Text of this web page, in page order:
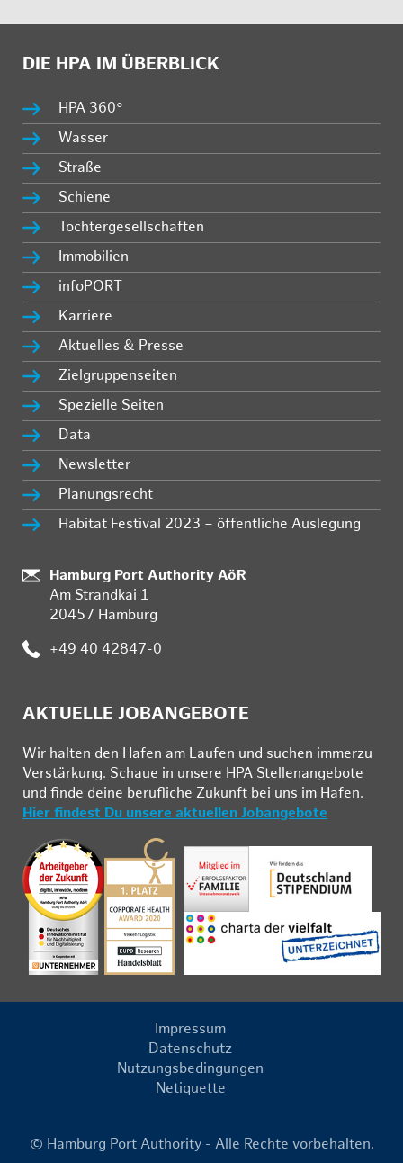
DIE HPA IM ÜBERBLICK
HPA 360°
Wasser
Straße
Schiene
Tochtergesellschaften
Immobilien
infoPORT
Karriere
Aktuelles & Presse
Zielgruppenseiten
Spezielle Seiten
Data
Newsletter
Planungsrecht
Habitat Festival 2023 – öffentliche Auslegung
Standort:
Hamburg Port Authority AöR
Am Strandkai 1
20457 Hamburg
Telefon:
+49 40 42847-0
AKTUELLE JOBANGEBOTE
Wir hal­ten den Ha­fen am Lau­fen und su­chen im­mer­zu
Ver­stär­kung. Schau­e in un­se­re HPA Stel­len­an­ge­bo­te
und fin­de deine be­ruf­li­che Zu­kunft bei uns im Ha­fen.
Hier findest Du unsere aktuellen Jobangebote
Impressum
Datenschutz
Nutzungsbedingungen
Netiquette
© Hamburg Port Authority - Alle Rechte vorbehalten.